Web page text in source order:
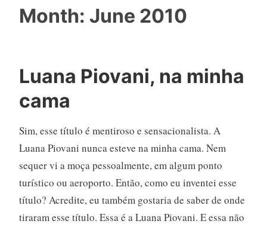
Month: June 2010
Luana Piovani, na minha
cama
Sim, esse título é mentiroso e sensacionalista. A
Luana Piovani nunca esteve na minha cama. Nem
sequer vi a moça pessoalmente, em algum ponto
turístico ou aeroporto. Então, como eu inventei esse
título? Acredite, eu também gostaria de saber de onde
tiraram esse título. Essa é a Luana Piovani. E essa não